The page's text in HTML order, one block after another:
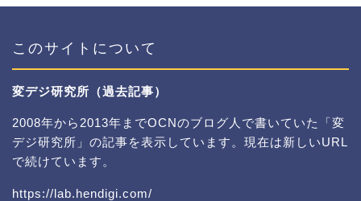
このサイトについて
変デジ研究所（過去記事）
2008年から2013年までOCNのブログ人で書いていた「変
デジ研究所」の記事を表示しています。現在は新しいURL
で続けています。
https://lab.hendigi.com/